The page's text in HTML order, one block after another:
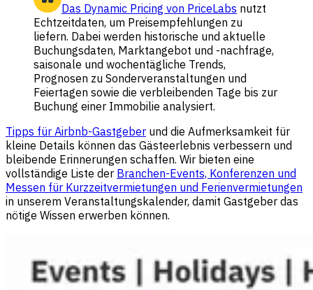
Das Dynamic Pricing von PriceLabs nutzt
Echtzeitdaten, um Preisempfehlungen zu
liefern. Dabei werden historische und aktuelle
Buchungsdaten, Marktangebot und -nachfrage,
saisonale und wochentägliche Trends,
Prognosen zu Sonderveranstaltungen und
Feiertagen sowie die verbleibenden Tage bis zur
Buchung einer Immobilie analysiert.
Tipps für Airbnb-Gastgeber und die Aufmerksamkeit für
kleine Details können das Gästeerlebnis verbessern und
bleibende Erinnerungen schaffen. Wir bieten eine
vollständige Liste der Branchen-Events, Konferenzen und
Messen für Kurzzeitvermietungen und Ferienvermietungen
in unserem Veranstaltungskalender, damit Gastgeber das
nötige Wissen erwerben können.